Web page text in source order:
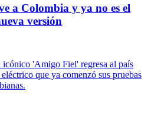
a Colombia y ya no es el
versión
icónico 'Amigo Fiel' regresa al país
que ya comenzó sus pruebas